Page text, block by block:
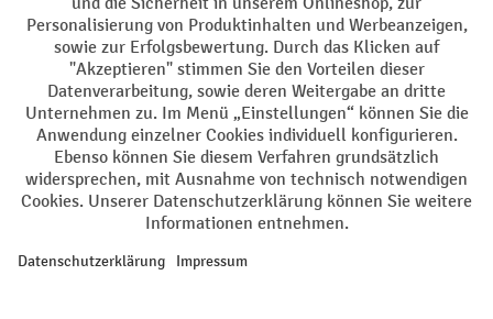
Sprachen
DE FR
AGB Impressum Datenschutz Privacy Settings
Alle Preise exkl. gesetzl. Mehrwertsteuer zzgl.Versandkosten und ggf.
Nachnahmegebühren, wenn nicht anders angegeben.
¹ Der Rabatt gilt so lange der Vorrat reicht. Der Rabatt gilt nicht auf